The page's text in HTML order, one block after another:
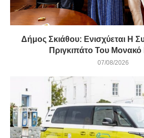
Δήμος Σκιάθου: Ενισχύεται Η
Πριγκιπάτο Του Μονακό
07/08/2026